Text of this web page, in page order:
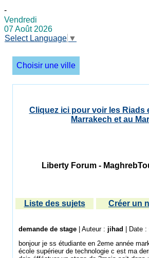
-
Vendredi
07 Août 2026
Select Language ▼
Choisir une ville
Cliquez ici pour voir les Riads
Marrakech et au
Liberty Forum -
Liste des sujets Créer un
demande de stage | Auteur : jihad | Date :
bonjour je ss étudiante en 2eme année
école supérieur de technologie c est ma